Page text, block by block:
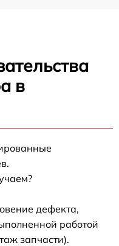
в
дефекта,
работой
запчасти).